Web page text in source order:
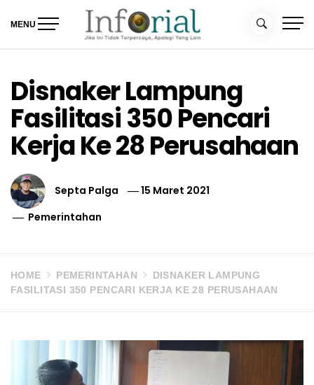
MENU
Disnaker Lampung
Fasilitasi 350 Pencari
Kerja Ke 28 Perusahaan
Septa Palga
15 Maret 2021
Pemerintahan
HOME PEMERINTAHAN
DISNAKER LAMPUNG
FASILITASI 350 PENCARI KERJA KE 28 PERUSAHAAN